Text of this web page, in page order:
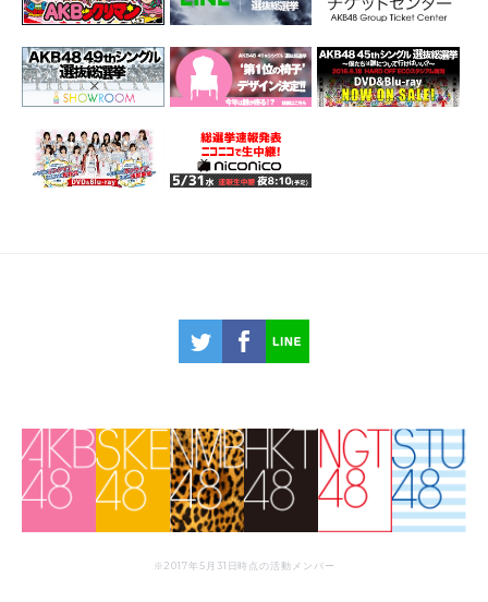
※2017年5月31日時点の活動メンバー